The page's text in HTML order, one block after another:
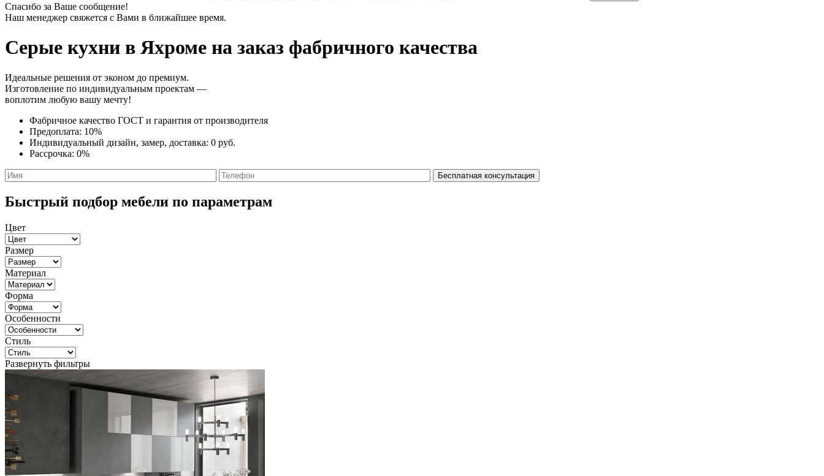
Спасибо за Ваше сообщение!
Наш менеджер свяжется с Вами в ближайшее время.
Серые кухни в Яхроме на заказ фабричного качества
Идеальные решения от эконом до премиум.
Изготовление по индивидуальным проектам —
воплотим любую вашу мечту!
Фабричное качество ГОСТ и гарантия от производителя
Предоплата: 10%
Индивидуальный дизайн, замер, доставка: 0 руб.
Рассрочка: 0%
Быстрый подбор мебели по параметрам
Цвет
Размер
Материал
Форма
Особенности
Стиль
Развернуть фильтры